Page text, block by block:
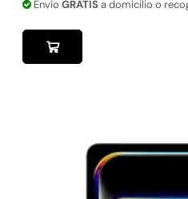
Envío GRATISa domicilio o